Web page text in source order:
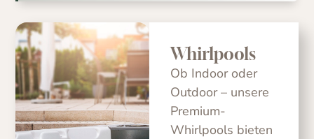
Whirlpools
Ob Indoor oder
Outdoor – unsere
Premium-
Whirlpools bieten